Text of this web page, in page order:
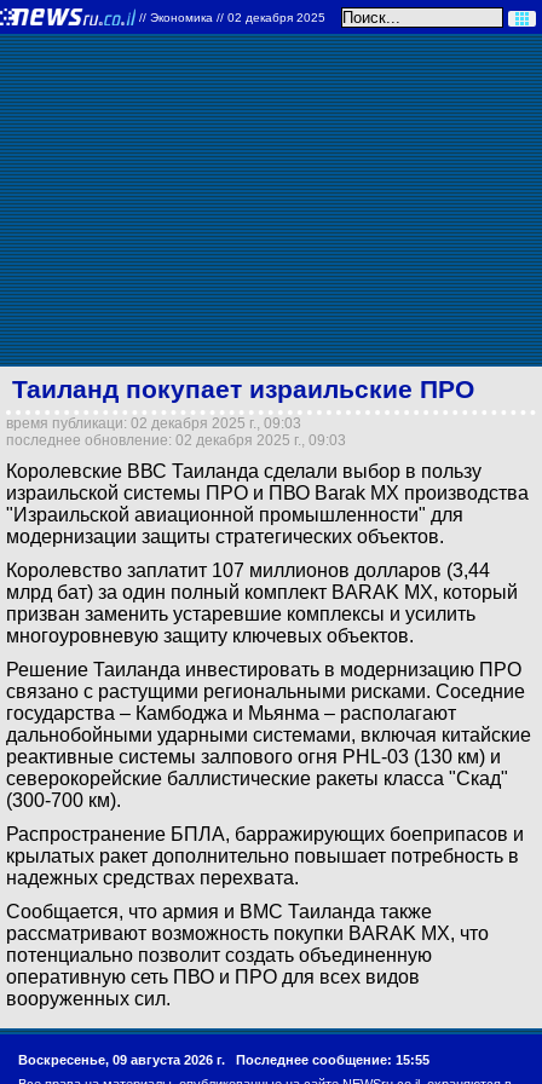
// Экономика // 02 декабря 2025
Таиланд покупает израильские ПРО
время публикаци: 02 декабря 2025 г., 09:03
последнее обновление: 02 декабря 2025 г., 09:03
Королевские ВВС Таиланда сделали выбор в пользу
израильской системы ПРО и ПВО Barak MX производства
"Израильской авиационной промышленности" для
модернизации защиты стратегических объектов.
Королевство заплатит 107 миллионов долларов (3,44
млрд бат) за один полный комплект BARAK MX, который
призван заменить устаревшие комплексы и усилить
многоуровневую защиту ключевых объектов.
Решение Таиланда инвестировать в модернизацию ПРО
связано с растущими региональными рисками. Соседние
государства – Камбоджа и Мьянма – располагают
дальнобойными ударными системами, включая китайские
реактивные системы залпового огня PHL-03 (130 км) и
северокорейские баллистические ракеты класса "Скад"
(300-700 км).
Распространение БПЛА, барражирующих боеприпасов и
крылатых ракет дополнительно повышает потребность в
надежных средствах перехвата.
Сообщается, что армия и ВМС Таиланда также
рассматривают возможность покупки BARAK MX, что
потенциально позволит создать объединенную
оперативную сеть ПВО и ПРО для всех видов
вооруженных сил.
Воскресенье, 09 августа 2026 г. Последнее сообщение: 15:55